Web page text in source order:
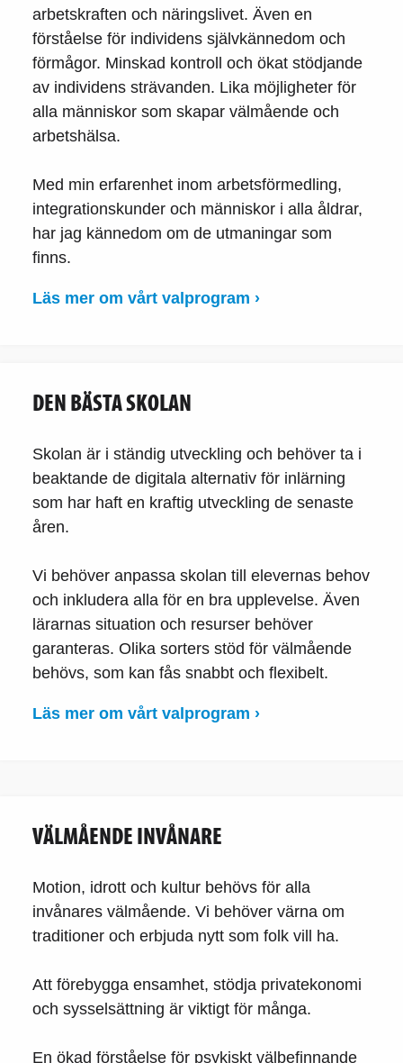
arbetskraften och näringslivet. Även en
förståelse för individens självkännedom och
förmågor. Minskad kontroll och ökat stödjande
av individens strävanden. Lika möjligheter för
alla människor som skapar välmående och
arbetshälsa.
Med min erfarenhet inom arbetsförmedling,
integrationskunder och människor i alla åldrar,
har jag kännedom om de utmaningar som
finns.
Läs mer om vårt valprogram ›
DEN BÄSTA SKOLAN
Skolan är i ständig utveckling och behöver ta i
beaktande de digitala alternativ för inlärning
som har haft en kraftig utveckling de senaste
åren.
Vi behöver anpassa skolan till elevernas behov
och inkludera alla för en bra upplevelse. Även
lärarnas situation och resurser behöver
garanteras. Olika sorters stöd för välmående
behövs, som kan fås snabbt och flexibelt.
Läs mer om vårt valprogram ›
VÄLMÅENDE INVÅNARE
Motion, idrott och kultur behövs för alla
invånares välmående. Vi behöver värna om
traditioner och erbjuda nytt som folk vill ha.
Att förebygga ensamhet, stödja privatekonomi
och sysselsättning är viktigt för många.
En ökad förståelse för psykiskt välbefinnande